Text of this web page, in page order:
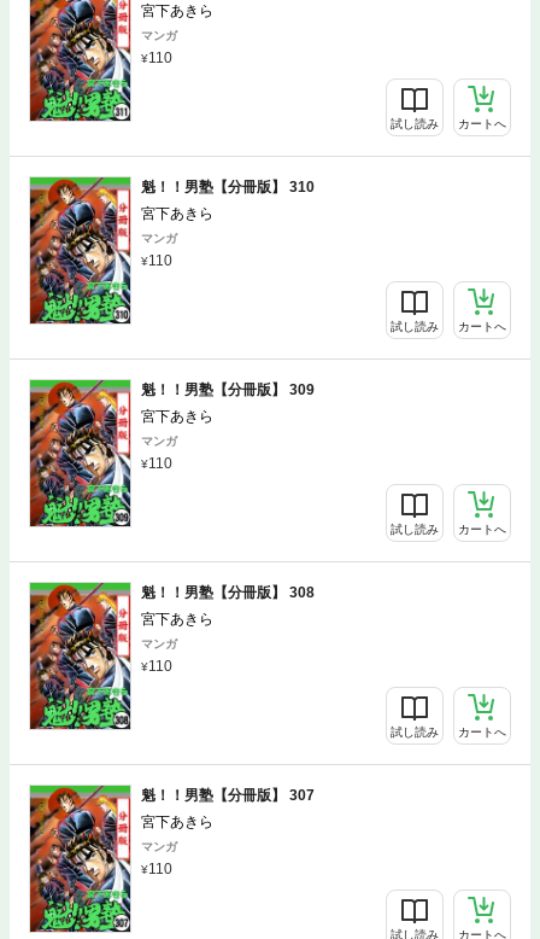
宮下あきら
マンガ
110
試し読み カートへ
魁！！男塾【分冊版】 310
宮下あきら
マンガ
110
試し読み カートへ
魁！！男塾【分冊版】 309
宮下あきら
マンガ
110
試し読み カートへ
魁！！男塾【分冊版】 308
宮下あきら
マンガ
110
試し読み カートへ
魁！！男塾【分冊版】 307
宮下あきら
マンガ
110
試し読み カートへ